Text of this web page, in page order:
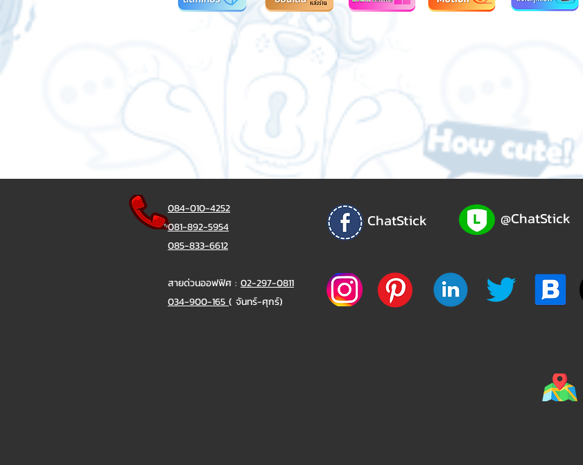
084-010-4252
081-892-5954
085-833-6612
สายด่วนออฟฟิศ : 02-297-0811
034-900-165 ( จันทร์-ศุกร์)
ChatStick @ChatStick